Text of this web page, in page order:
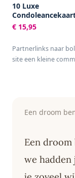
10 Luxe
met Enveloppen -
Rouwkaarten -
A6 - Blanco -
Kleuren
€ 15,95
Partnerlinks naar
site een kleine
Een droom
Een droom
we hadden